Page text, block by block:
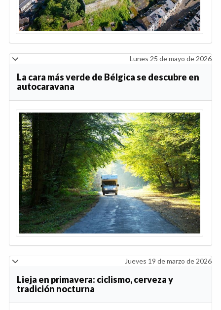
Lunes 25 de mayo de 2026
La cara más verde de Bélgica se descubre en
autocaravana
Jueves 19 de marzo de 2026
Lieja en primavera: ciclismo, cerveza y
tradición nocturna